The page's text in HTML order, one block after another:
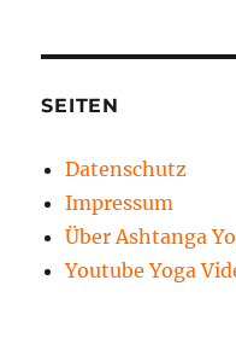
SEITEN
Datenschutz
Impressum
Über Ashtanga
Youtube Yoga